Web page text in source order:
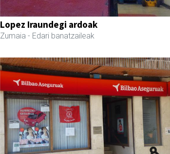
Lopez Iraundegi ardoak
Zumaia - Edari banatzaileak